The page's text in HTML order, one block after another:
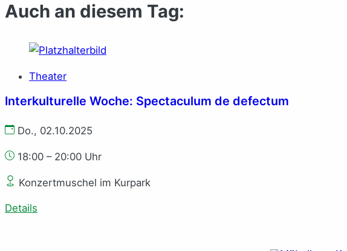
Auch an diesem Tag:
Theater
Interkulturelle Woche: Spectaculum de defectum
Do., 02.10.2025
18:00 – 20:00 Uhr
Konzertmuschel im Kurpark
Details